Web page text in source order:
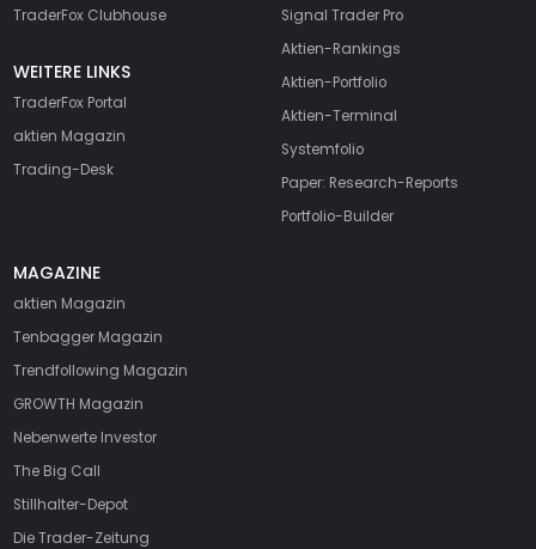
TraderFox Clubhouse
WEITERE LINKS
TraderFox Portal
aktien Magazin
Trading-Desk
Signal Trader Pro
Aktien-Rankings
Aktien-Portfolio
Aktien-Terminal
Systemfolio
Paper: Research-Reports
Portfolio-Builder
MAGAZINE
aktien Magazin
Tenbagger Magazin
Trendfollowing Magazin
GROWTH Magazin
Nebenwerte Investor
The Big Call
Stillhalter-Depot
Die Trader-Zeitung